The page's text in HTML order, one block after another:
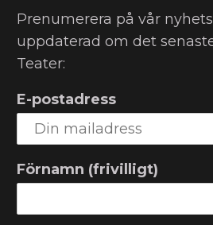
Prenumerera på vår
uppdaterad om det
Teater:
E-postadress
Förnamn (frivilligt)